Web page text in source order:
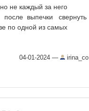
не каждый за него
после выпечки свернуть
по одной из самых
04-01-2024 — irina_co